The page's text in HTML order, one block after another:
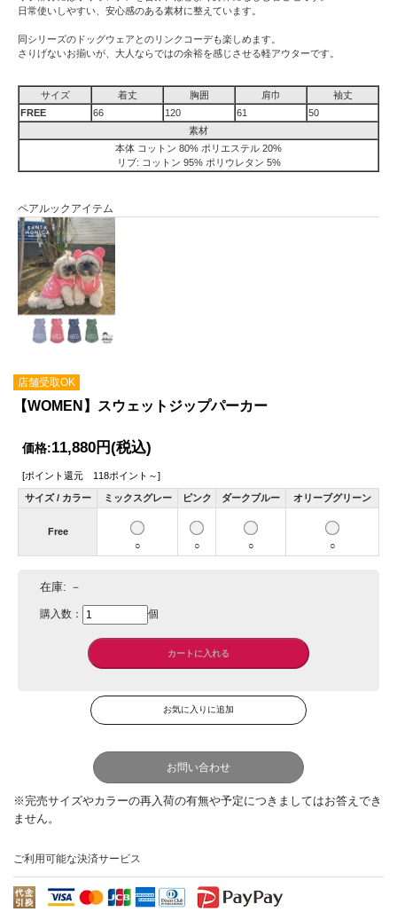
日常使いしやすい、安心感のある素材に整えています。
同シリーズのドッグウェアとのリンクコーデも楽しめます。
さりげないお揃いが、大人ならではの余裕を感じさせる軽アウターです。
サイズ 着丈 胸囲 肩巾
袖丈
FREE
66 120 61
50
素材
本体 コットン 80% ポリエステル 20%
リブ: コットン 95% ポリウレタン 5%
ペアルックアイテム
店舗受取OK
【WOMEN】スウェットジップパーカー
価格:11,880円(税込)
[ポイント還元 118ポイント～]
サイズ / カラー ミックスグレー ピンク ダークブルー オリーブグリーン
Free
○
○ ○ ○
在庫: －
購入数： 個
お問い合わせ
ご利用可能な決済サービス